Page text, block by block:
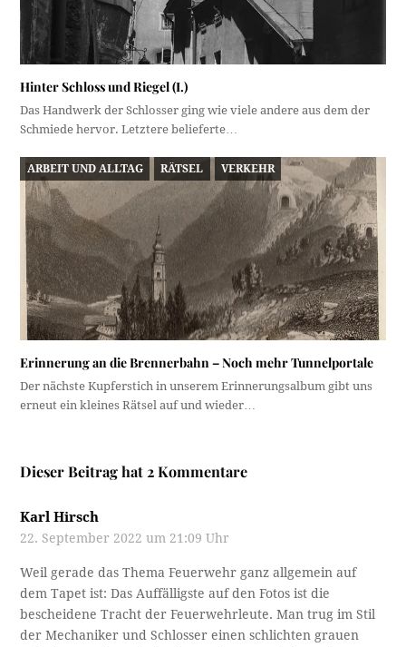
Hinter Schloss und Riegel (I.)
Das Handwerk der Schlosser ging wie viele andere aus dem der
Schmiede hervor. Letztere belieferte…
ARBEIT UND ALLTAG RÄTSEL VERKEHR
Erinnerung an die Brennerbahn – Noch mehr Tunnelportale
Der nächste Kupferstich in unserem Erinnerungsalbum gibt uns
erneut ein kleines Rätsel auf und wieder…
Dieser Beitrag hat 2 Kommentare
Karl Hirsch
22. September 2022 um 21:09 Uhr
Weil gerade das Thema Feuerwehr ganz allgemein auf
dem Tapet ist: Das Auffälligste auf den Fotos ist die
bescheidene Tracht der Feuerwehrleute. Man trug im Stil
der Mechaniker und Schlosser einen schlichten grauen